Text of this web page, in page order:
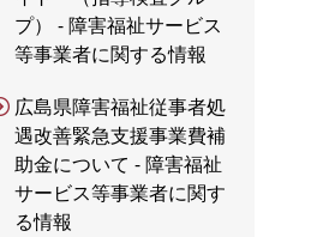
プ） - 障害福祉サービス
等事業者に関する情報
広島県障害福祉従事者処
遇改善緊急支援事業費補
助金について - 障害福祉
サービス等事業者に関す
る情報